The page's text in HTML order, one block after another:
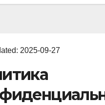
2025-09-27